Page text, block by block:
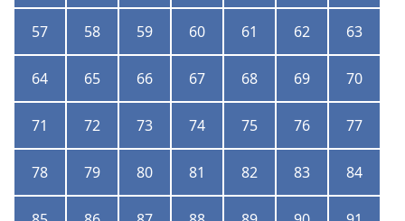
57 58 59 60 61 62 63
64 65 66 67 68 69 70
71 72 73 74 75 76 77
78 79 80 81 82 83 84